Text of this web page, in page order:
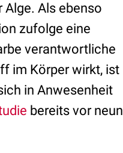
Als ebenso
zufolge eine
verantwortliche
im Körper wirkt, ist
in Anwesenheit
bereits vor neun